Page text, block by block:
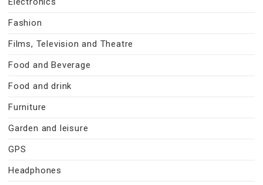
Fashion
Films, Television and Theatre
Food and Beverage
Food and drink
Furniture
Garden and leisure
GPS
Headphones